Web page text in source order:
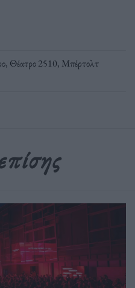
, Θέατρο 2510, Μπέρτολτ